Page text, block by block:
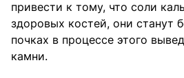
привести к тому, что соли
здоровых костей, они станут
почках в процессе этого
камни.